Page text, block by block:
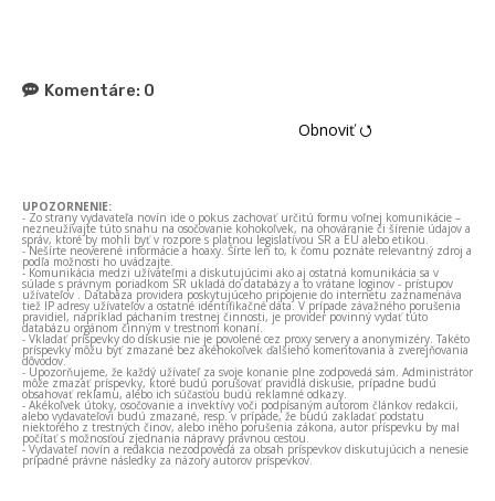
Komentáre: 0
Obnoviť ⭯
UPOZORNENIE:
- Zo strany vydavateľa novín ide o pokus zachovať určitú formu voľnej komunikácie –
nezneužívajte túto snahu na osočovanie kohokoľvek, na ohováranie či šírenie údajov a
správ, ktoré by mohli byť v rozpore s platnou legislatívou SR a EÚ alebo etikou.
- Nešírte neoverené informácie a hoaxy. Šírte len to, k čomu poznáte relevantný zdroj a
podľa možnosti ho uvádzajte.
- Komunikácia medzi užívateľmi a diskutujúcimi ako aj ostatná komunikácia sa v
súlade s právnym poriadkom SR ukladá do databázy a to vrátane loginov - prístupov
užívateľov . Databáza providera poskytujúceho pripojenie do internetu zaznamenáva
tiež IP adresy užívateľov a ostatné identifikačné dáta. V prípade závažného porušenia
pravidiel, napríklad páchaním trestnej činnosti, je provider povinný vydať túto
databázu orgánom činným v trestnom konaní.
- Vkladať príspevky do diskusie nie je povolené cez proxy servery a anonymizéry. Takéto
príspevky môžu byť zmazané bez akéhokoľvek ďalšieho komentovania a zverejňovania
dôvodov.
- Upozorňujeme, že každý užívateľ za svoje konanie plne zodpovedá sám. Administrátor
môže zmazať príspevky, ktoré budú porušovať pravidlá diskusie, prípadne budú
obsahovať reklamu, alebo ich súčasťou budú reklamné odkazy.
- Akékoľvek útoky, osočovanie a invektívy voči podpísaným autorom článkov redakcii,
alebo vydavateľovi budú zmazané, resp. v prípade, že budú zakladať podstatu
niektorého z trestných činov, alebo iného porušenia zákona, autor príspevku by mal
počítať s možnosťou zjednania nápravy právnou cestou.
- Vydavateľ novín a redakcia nezodpovedá za obsah príspevkov diskutujúcich a nenesie
prípadné právne následky za názory autorov príspevkov.